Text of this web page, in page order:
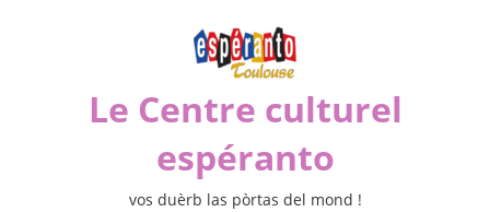
Le Centre culturel
espéranto
vos duèrb las pòrtas del mond !